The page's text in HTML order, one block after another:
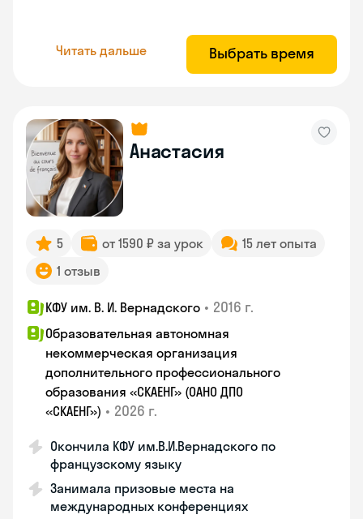
Читать дальше Выбрать время
Анастасия
5 от 1590 ₽ за урок
15 лет опыта
1 отзыв
КФУ им. В. И. Вернадского • 2016 г.
Образовательная автономная
некоммерческая организация
дополнительного профессионального
образования «СКАЕНГ» (ОАНО ДПО
«СКАЕНГ») • 2026 г.
Окончила КФУ им.В.И.Вернадского по
французскому языку
Занимала призовые места на
международных конференциях